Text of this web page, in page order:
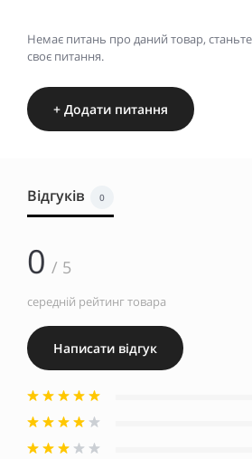
Немає питань про даний товар,
своє питання.
+ Додати питання
Відгуків 0
0 / 5
середній рейтинг товара
Написати відгук